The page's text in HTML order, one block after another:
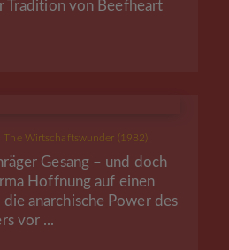
Tradition von Beefheart
Wirtschaftswunder (1982)
Gesang – und doch
Hoffnung auf einen
anarchische Power des
vor ...